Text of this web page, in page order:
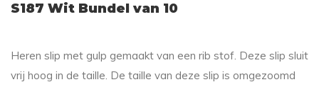
S187 Wit Bundel van 10
Heren slip met gulp gemaakt van een rib stof. Deze slip sluit
vrij hoog in de taille. De taille van deze slip is omgezoomd